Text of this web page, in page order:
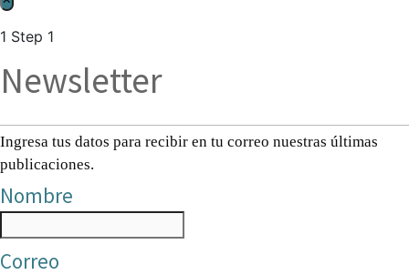
1 Step 1
Newsletter
Ingresa tus datos para recibir en tu correo nuestras últimas
publicaciones.
Nombre
Correo